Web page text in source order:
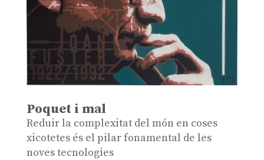
Poquet i mal
Reduir la complexitat del món en coses
xicotetes és el pilar fonamental de les
noves tecnologies